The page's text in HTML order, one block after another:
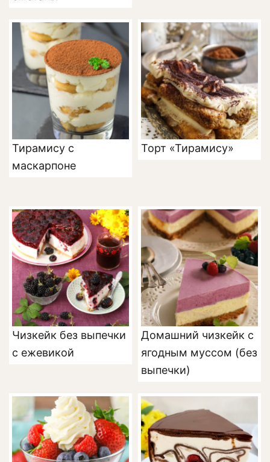
Тирамису с
маскарпоне
Торт «Тирамису»
Чизкейк без выпечки
с ежевикой
Домашний чизкейк с
ягодным муссом (без
выпечки)